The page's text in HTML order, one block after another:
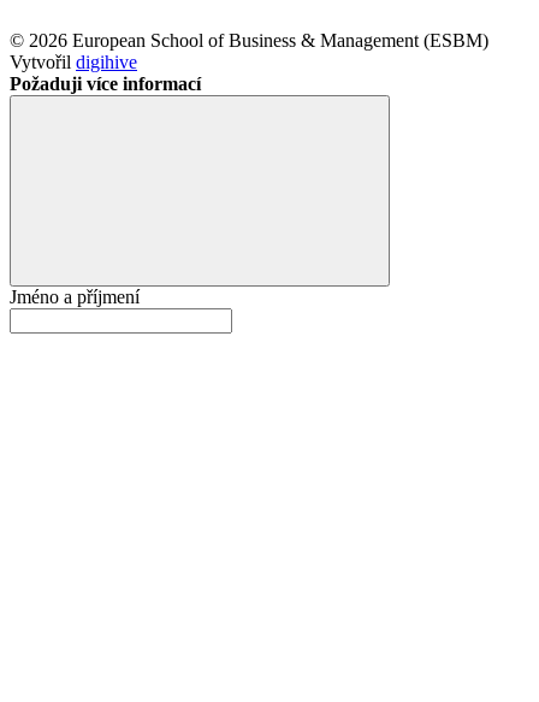
© 2026 European School of Business & Management (ESBM)
Vytvořil digihive
Požaduji více informací
Jméno a příjmení